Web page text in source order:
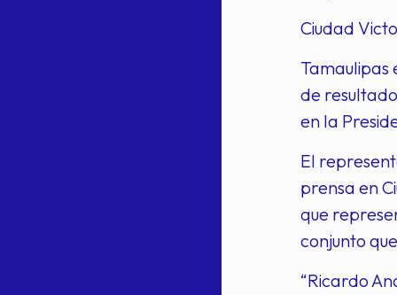
Ciudad
Tamaulipas
de
en la
El
prensa en
que
conjunto
“Ricardo